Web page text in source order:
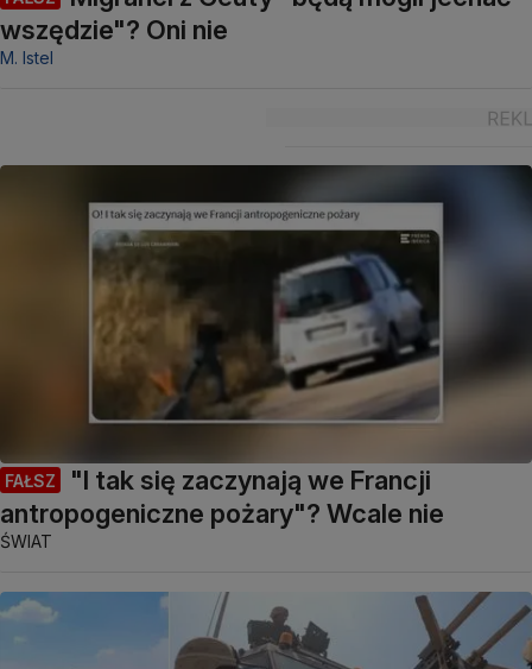
wszędzie"? Oni nie
M. Istel
FAŁSZ
"I tak się zaczynają we Francji
antropogeniczne pożary"? Wcale nie
ŚWIAT